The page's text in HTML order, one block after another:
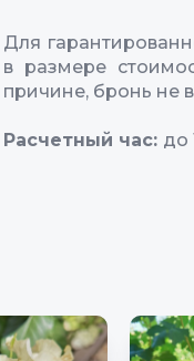
Для
в размере
причине, бронь не
Расчетный час: до